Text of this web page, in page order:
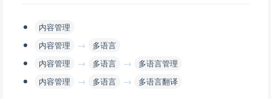
内容管理
内容管理
→
多语言
内容管理
→ 多语言 →
多语言管理
内容管理
→ 多语言 → 多语言翻译